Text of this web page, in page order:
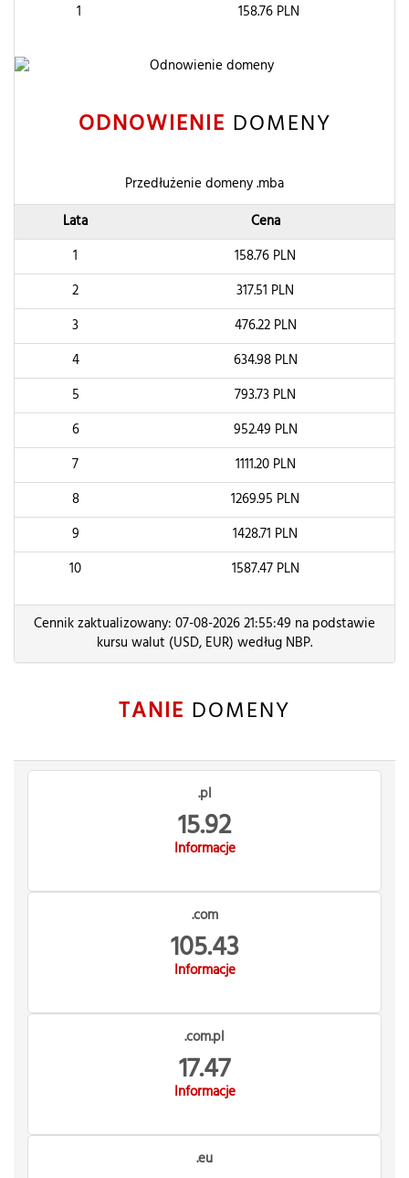
1
158.76 PLN
ODNOWIENIE DOMENY
Przedłużenie domeny .mba
Lata
Cena
1
158.76 PLN
2
317.51 PLN
3
476.22PLN
4
634.98PLN
5
793.73 PLN
6
952.49 PLN
7
1111.20PLN
8
1269.95 PLN
9
1428.71 PLN
10
1587.47PLN
Cennik zaktualizowany: 07-08-2026 21:55:49 na podstawie
kursu walut (USD, EUR) według NBP.
TANIE DOMENY
.pl
15.92
Informacje
.com
105.43
Informacje
.com.pl
17.47
Informacje
.eu